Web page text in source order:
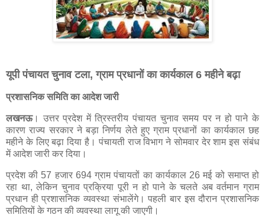
यूपी पंचायत चुनाव टला, ग्राम प्रधानों का कार्यकाल 6 महीने बढ़ा
प्रशासनिक समिति का आदेश जारी
लखनऊ। उत्तर प्रदेश में त्रिस्तरीय पंचायत चुनाव समय पर न हो पाने के
कारण राज्य सरकार ने बड़ा निर्णय लेते हुए ग्राम प्रधानों का कार्यकाल छह
महीने के लिए बढ़ा दिया है। पंचायती राज विभाग ने सोमवार देर शाम इस संबंध
में आदेश जारी कर दिया।
प्रदेश की 57 हजार 694 ग्राम पंचायतों का कार्यकाल 26 मई को समाप्त हो
रहा था, लेकिन चुनाव प्रक्रिया पूरी न हो पाने के चलते अब वर्तमान ग्राम
प्रधान ही प्रशासनिक व्यवस्था संभालेंगे। पहली बार इस दौरान प्रशासनिक
समितियों के गठन की व्यवस्था लागू की जाएगी।